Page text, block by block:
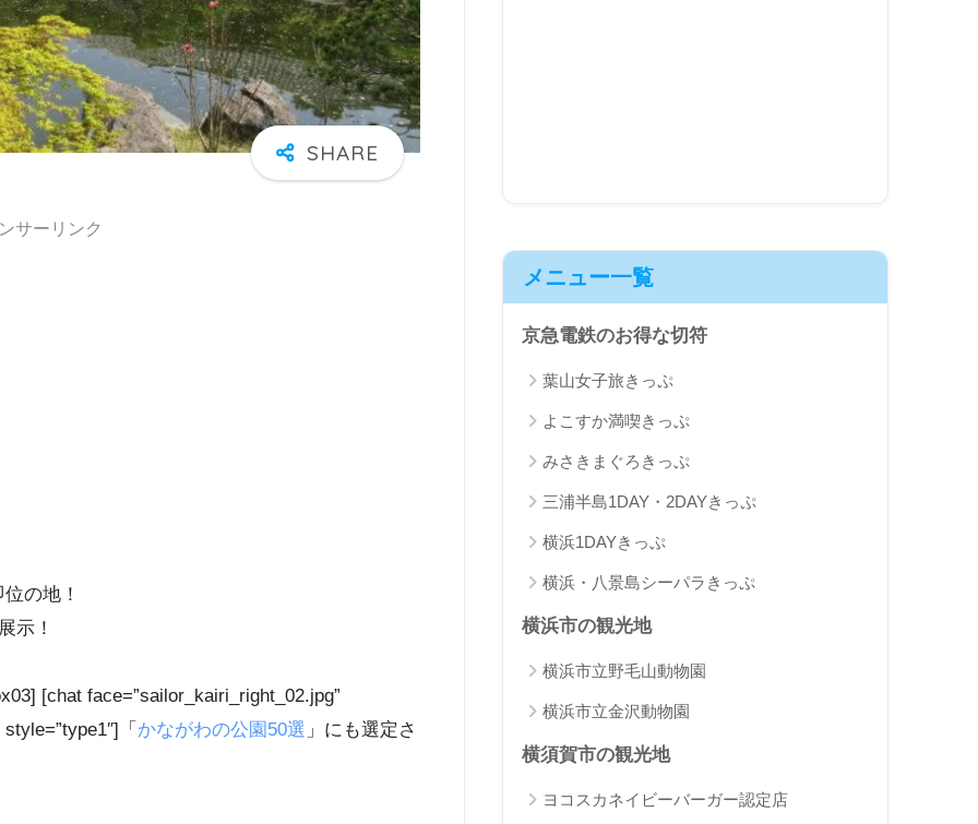
サーリンク
の地！
示！
[chat face=”sailor_kairi_right_02.jpg”
「 かながわの公園50選 」にも選定さ
メニュー一覧
京急電鉄のお得な切符
葉山女子旅きっぷ
よこすか満喫きっぷ
みさきまぐろきっぷ
三浦半島1DAY・2DAYきっぷ
横浜1DAYきっぷ
横浜・八景島シーパラきっぷ
横浜市の観光地
横浜市立野毛山動物園
横浜市立金沢動物園
横須賀市の観光地
ヨコスカネイビーバーガー認定店